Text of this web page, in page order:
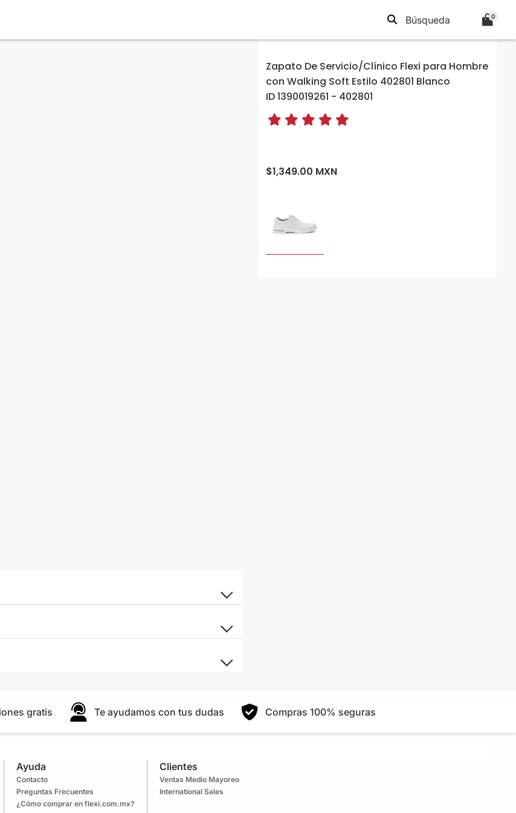
0
Zapato De Servicio/Clínico Flexi para Hombre
con Walking Soft Estilo 402801 Blanco
ID 1390019261 - 402801
$1,349.00 MXN
gratis Te ayudamos con tus dudas Compras 100% seguras
Ayuda
Contacto
Preguntas Frecuentes
¿Cómo comprar en flexi.com.mx?
Clientes
Ventas Medio Mayoreo
International Sales